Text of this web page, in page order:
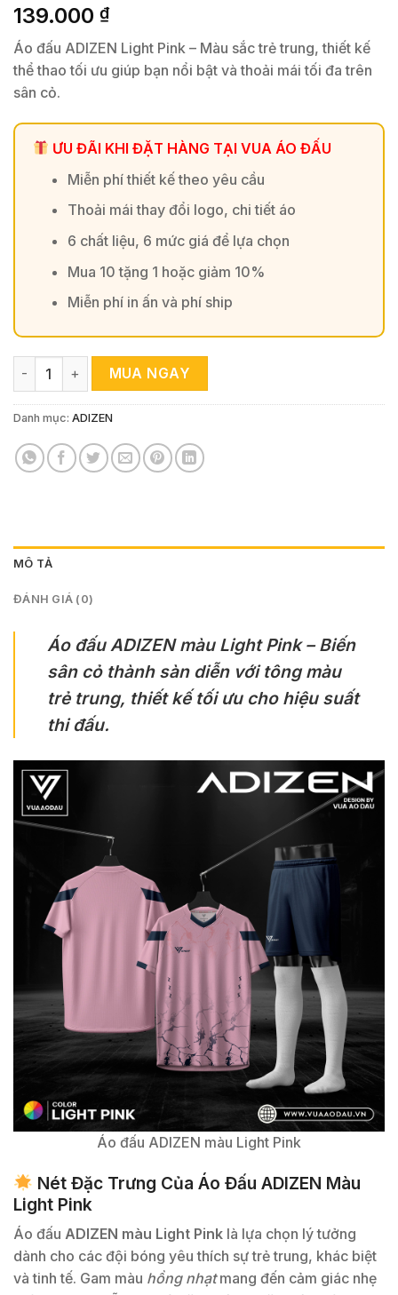
139.000 ₫
Áo đấu ADIZEN Light Pink – Màu sắc trẻ trung, thiết kế
thể thao tối ưu giúp bạn nổi bật và thoải mái tối đa trên
sân cỏ.
ƯU ĐÃI KHI ĐẶT HÀNG TẠI VUA ÁO ĐẤU
Miễn phí thiết kế theo yêu cầu
Thoải mái thay đổi logo, chi tiết áo
6 chất liệu, 6 mức giá để lựa chọn
Mua 10 tặng 1 hoặc giảm 10%
Miễn phí in ấn và phí ship
Áo Đấu ADIZEN Màu Light Pink - Năng Động & Khác Biệt số
MUA NGAY
Danh mục: ADIZEN
MÔ TẢ
ĐÁNH GIÁ (0)
Áo đấu ADIZEN màu Light Pink – Biến
sân cỏ thành sàn diễn với tông màu
trẻ trung, thiết kế tối ưu cho hiệu suất
thi đấu.
Áo đấu ADIZEN màu Light Pink
Nét Đặc Trưng Của Áo Đấu ADIZEN Màu
Light Pink
Áo đấu ADIZEN màu Light Pink là lựa chọn lý tưởng
dành cho các đội bóng yêu thích sự trẻ trung, khác biệt
và tinh tế. Gam màu hồng nhạtmang đến cảm giác nhẹ